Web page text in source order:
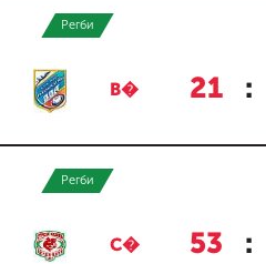
Регби
В� 21 :
Регби
С� 53 :